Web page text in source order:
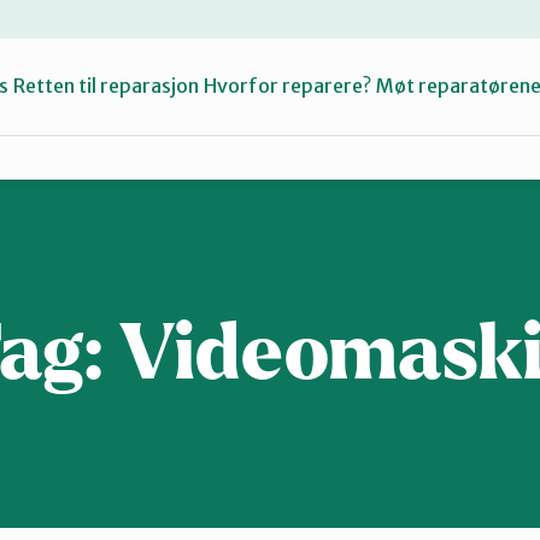
Om oss
Retten til reparasjon Hvorfor reparere? Møt reparatørene